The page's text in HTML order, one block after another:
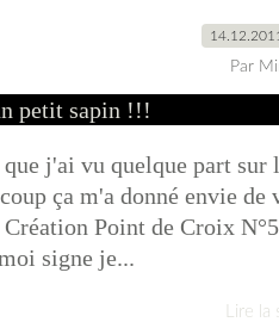
Par
j'ai vu quelque part sur
ça m'a donné envie
Point de Croix
signe je...
Lire la